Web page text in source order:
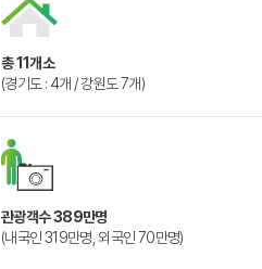
총 11개소
(경기도 : 4개 / 강원도 7개)
관광객수 389만명
(내국인 319만명, 외국인 70만명)